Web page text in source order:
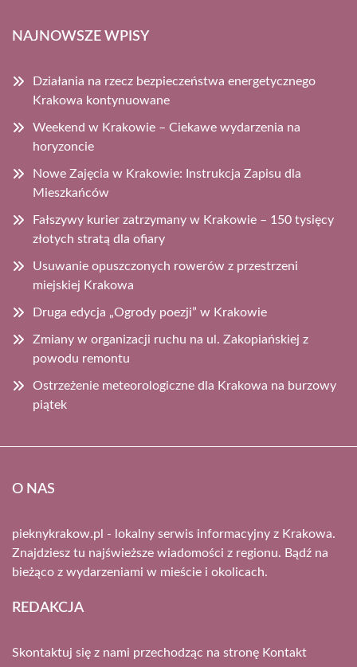
NAJNOWSZE WPISY
Działania na rzecz bezpieczeństwa energetycznego
Krakowa kontynuowane
Weekend w Krakowie – Ciekawe wydarzenia na
horyzoncie
Nowe Zajęcia w Krakowie: Instrukcja Zapisu dla
Mieszkańców
Fałszywy kurier zatrzymany w Krakowie – 150 tysięcy
złotych stratą dla ofiary
Usuwanie opuszczonych rowerów z przestrzeni
miejskiej Krakowa
Druga edycja „Ogrody poezji” w Krakowie
Zmiany w organizacji ruchu na ul. Zakopiańskiej z
powodu remontu
Ostrzeżenie meteorologiczne dla Krakowa na burzowy
piątek
O NAS
pieknykrakow.pl - lokalny serwis informacyjny z Krakowa.
Znajdziesz tu najświeższe wiadomości z regionu. Bądź na
bieżąco z wydarzeniami w mieście i okolicach.
REDAKCJA
Skontaktuj się z nami przechodząc na stronę Kontakt